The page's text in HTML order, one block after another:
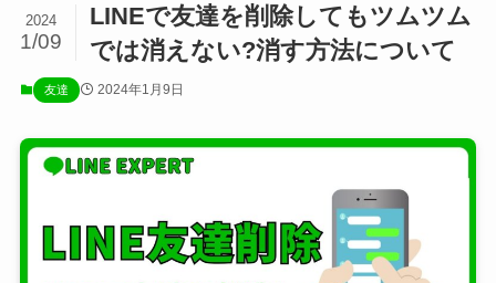
LINEで友達を削除してもツムツム
では消えない?消す方法について
2024
1/09
友達 2024年1月9日